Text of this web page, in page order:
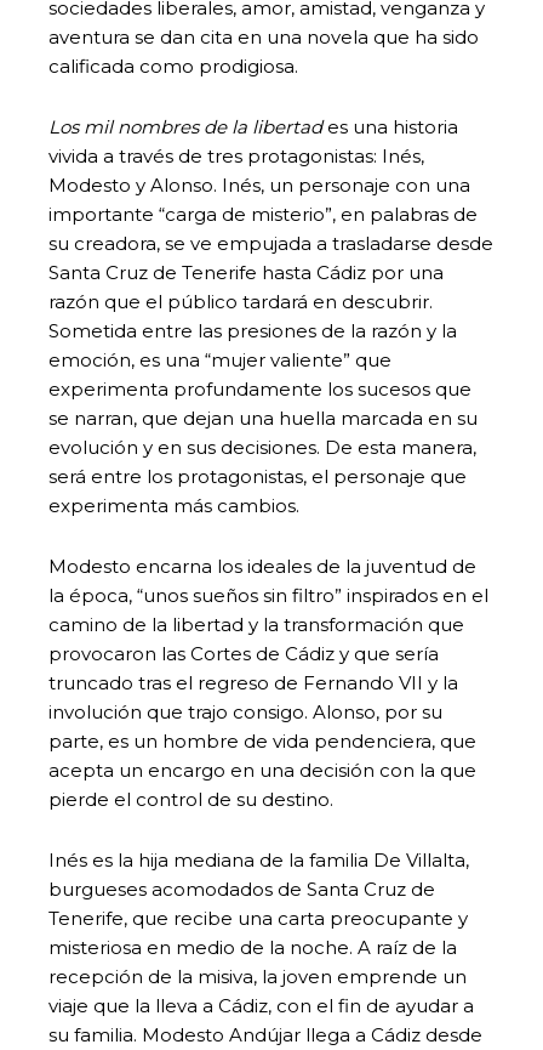
sociedades liberales, amor, amistad, venganza y
aventura se dan cita en una novela que ha sido
calificada como prodigiosa.
Los mil nombres de la libertades una historia
vivida a través de tres protagonistas: Inés,
Modesto y Alonso. Inés, un personaje con una
importante “carga de misterio”, en palabras de
su creadora, se ve empujada a trasladarse desde
Santa Cruz de Tenerife hasta Cádiz por una
razón que el público tardará en descubrir.
Sometida entre las presiones de la razón y la
emoción, es una “mujer valiente” que
experimenta profundamente los sucesos que
se narran, que dejan una huella marcada en su
evolución y en sus decisiones. De esta manera,
será entre los protagonistas, el personaje que
experimenta más cambios.
Modesto encarna los ideales de la juventud de
la época, “unos sueños sin filtro” inspirados en el
camino de la libertad y la transformación que
provocaron las Cortes de Cádiz y que sería
truncado tras el regreso de Fernando VII y la
involución que trajo consigo. Alonso, por su
parte, es un hombre de vida pendenciera, que
acepta un encargo en una decisión con la que
pierde el control de su destino.
Inés es la hija mediana de la familia De Villalta,
burgueses acomodados de Santa Cruz de
Tenerife, que recibe una carta preocupante y
misteriosa en medio de la noche. A raíz de la
recepción de la misiva, la joven emprende un
viaje que la lleva a Cádiz, con el fin de ayudar a
su familia. Modesto Andújar llega a Cádiz desde